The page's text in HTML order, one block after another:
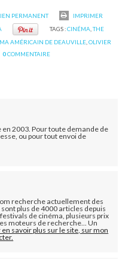
PERMANENT
IMPRIMER
TAGS :CINÉMA ,THE
AMÉRICAIN DE DEAUVILLE ,OLIVIER
0COMMENTAIRE
en 2003. Pour toute demande de
ou pour tout envoi de
recherche actuellement des
plus de 4000 articles depuis
de cinéma, plusieurs prix
moteurs de recherche... Un
savoir plus sur le site, sur mon